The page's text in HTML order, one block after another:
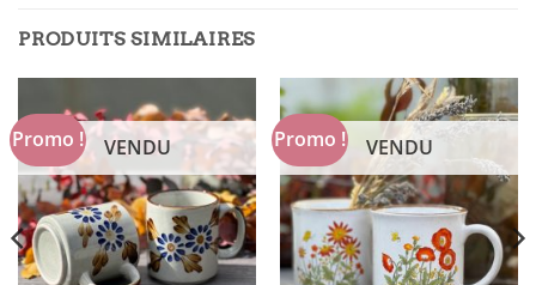
PRODUITS SIMILAIRES
Promo ! VENDU Promo ! VENDU